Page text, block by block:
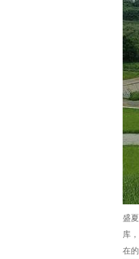
盛
库
在